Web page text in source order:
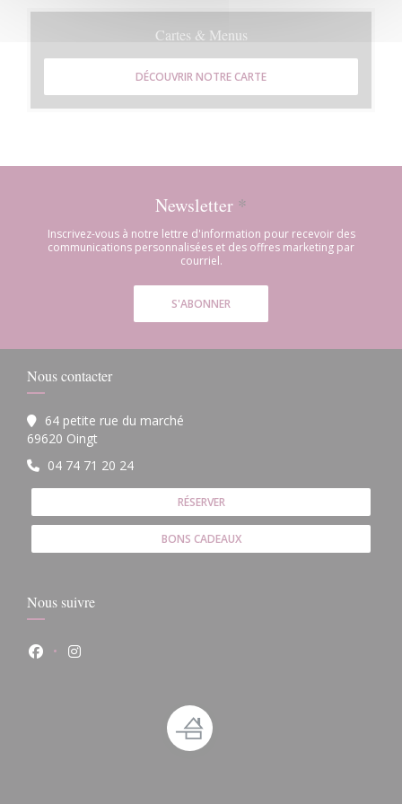
Cartes & Menus
DÉCOUVRIR NOTRE CARTE
Newsletter *
Inscrivez-vous à notre lettre d'information pour recevoir des
communications personnalisées et des offres marketing par
courriel.
S'ABONNER
Nous contacter
64 petite rue du marché
69620 Oingt
04 74 71 20 24
RÉSERVER
BONS CADEAUX
Nous suivre
Facebook ((ouvre une nouvelle fenêtre))
Instagram ((ouvre une nouvelle fenêtre))